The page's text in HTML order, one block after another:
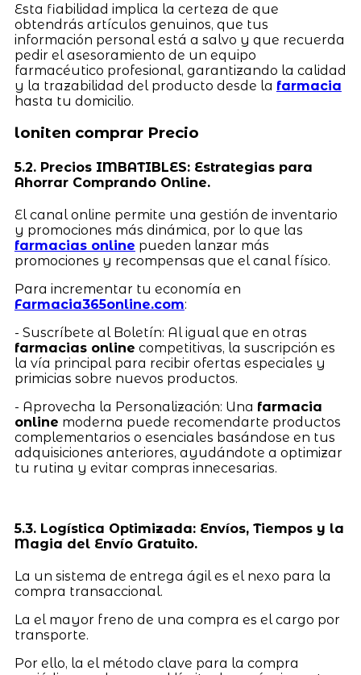
Esta fiabilidad implica la certeza de que
obtendrás artículos genuinos, que tus
información personal está a salvo y que recuerda
pedir el asesoramiento de un equipo
farmacéutico profesional, garantizando la calidad
y la trazabilidad del producto desde la farmacia
hasta tu domicilio.
loniten comprar Precio
5.2. Precios IMBATIBLES: Estrategias para
Ahorrar Comprando Online.
El canal online permite una gestión de inventario
y promociones más dinámica, por lo que las
farmacias online pueden lanzar más
promociones y recompensas que el canal físico.
Para incrementar tu economía en
Farmacia365online.com:
- Suscríbete al Boletín: Al igual que en otras
farmacias online competitivas, la suscripción es
la vía principal para recibir ofertas especiales y
primicias sobre nuevos productos.
- Aprovecha la Personalización: Una farmacia
online moderna puede recomendarte productos
complementarios o esenciales basándose en tus
adquisiciones anteriores, ayudándote a optimizar
tu rutina y evitar compras innecesarias.
5.3. Logística Optimizada: Envíos, Tiempos y la
Magia del Envío Gratuito.
La un sistema de entrega ágil es el nexo para la
compra transaccional.
La el mayor freno de una compra es el cargo por
transporte.
Por ello, la el método clave para la compra